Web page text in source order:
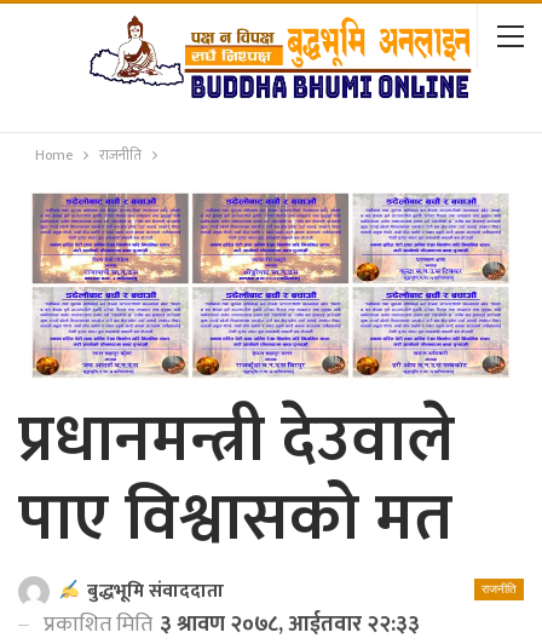
Home राजनीति
प्रधानमन्त्री देउवाले
पाए विश्वासको मत
राजनीति
बुद्धभूमि संवाददाता
प्रकाशित मिति ३ श्रावण २०७८, आईतवार २२:३३